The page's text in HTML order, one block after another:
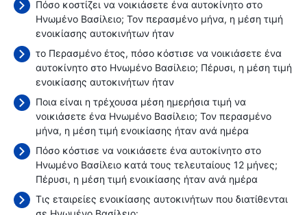
Πόσο κοστίζει να νοικιάσετε ένα αυτοκίνητο στο
Ηνωμένο Βασίλειο; Τον περασμένο μήνα, η μέση τιμή
ενοικίασης αυτοκινήτων ήταν
το Περασμένο έτος, πόσο κόστισε να νοικιάσετε ένα
αυτοκίνητο στο Ηνωμένο Βασίλειο; Πέρυσι, η μέση τιμή
ενοικίασης αυτοκινήτων ήταν
Ποια είναι η τρέχουσα μέση ημερήσια τιμή να
νοικιάσετε ένα Ηνωμένο Βασίλειο; Τον περασμένο
μήνα, η μέση τιμή ενοικίασης ήταν ανά ημέρα
Πόσο κόστισε να νοικιάσετε ένα αυτοκίνητο στο
Ηνωμένο Βασίλειο κατά τους τελευταίους 12 μήνες;
Πέρυσι, η μέση τιμή ενοικίασης ήταν ανά ημέρα
Τις εταιρείες ενοικίασης αυτοκινήτων που διατίθενται